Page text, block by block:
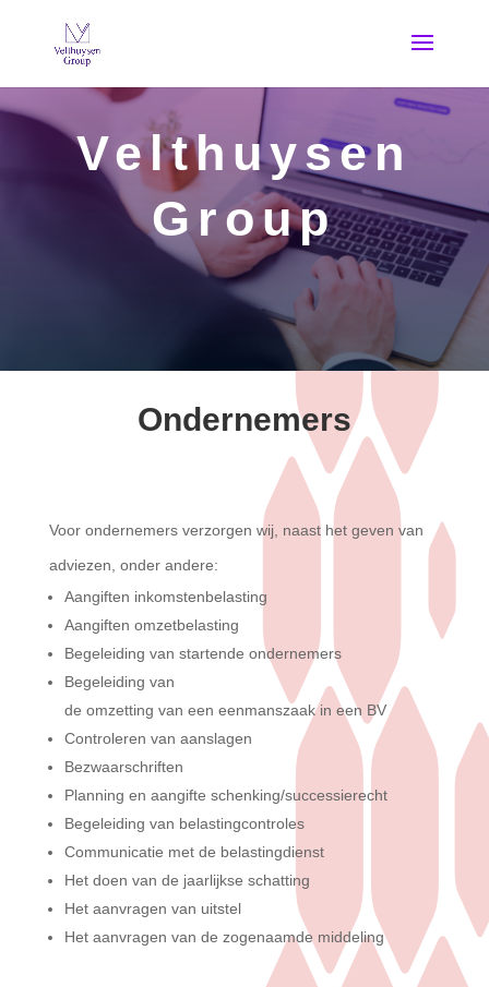
Velthuysen
Group
Ondernemers
Voor ondernemers verzorgen wij, naast het geven van
adviezen, onder andere:
Aangiften inkomstenbelasting
Aangiften omzetbelasting
Begeleiding van startende ondernemers
Begeleiding van
de omzetting van een eenmanszaak in een BV
Controleren van aanslagen
Bezwaarschriften
Planning en aangifte schenking/successierecht
Begeleiding van belastingcontroles
Communicatie met de belastingdienst
Het doen van de jaarlijkse schatting
Het aanvragen van uitstel
Het aanvragen van de zogenaamde middeling